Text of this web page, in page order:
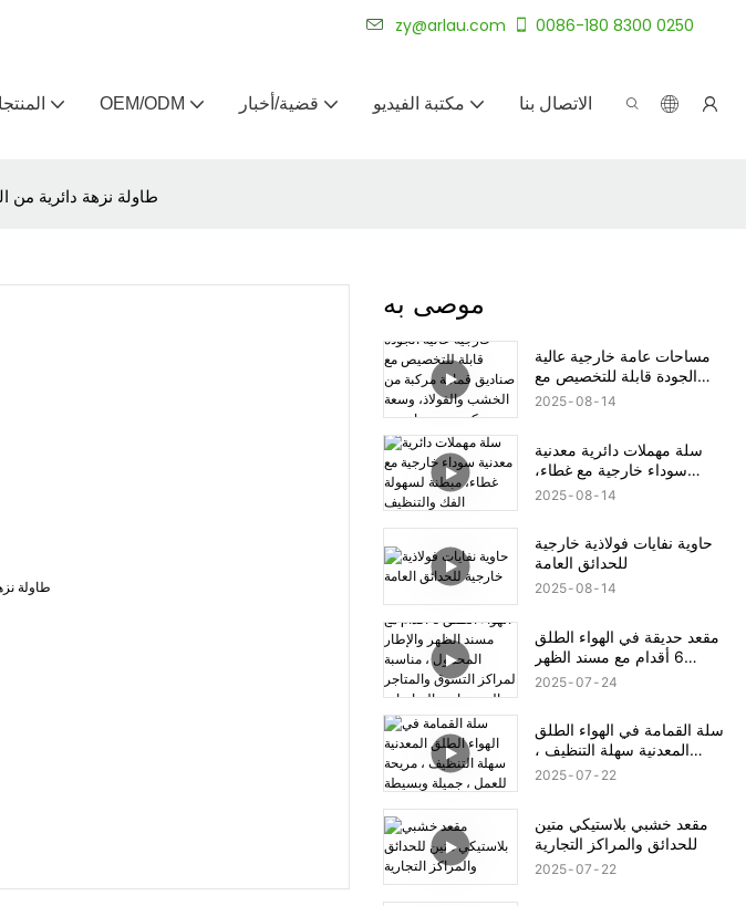
zy@arlau.com 0086-180 8300 0250
OEM/ODM قضية/أخبار مكتبة الفيديو الاتصال بنا
طاولة نزهة دائرية من الفولاذ مقاس 46 بوصة مزودة
موصى به
مساحات عامة خارجية عالية
الجودة قابلة للتخصيص مع
صناديق قمامة مركبة من
للتآكل
2025 08 14
سلة مهملات دائرية معدنية
سوداء خارجية مع غطاء،
مبطنة لسهولة الفك والتنظيف
2025 08 14
حاوية نفايات فولاذية خارجية
للحدائق العامة
2025 08 14
مقعد حديقة في الهواء الطلق
6 أقدام مع مسند الظهر
والإطار المحمول ، مناسبة
والباحات ، الأسود
2025 07 24
سلة القمامة في الهواء الطلق
المعدنية سهلة التنظيف ،
مريحة للعمل ، جميلة وبسيطة
2025 07 22
مقعد خشبي بلاستيكي متين
للحدائق والمراكز التجارية
2025 07 22